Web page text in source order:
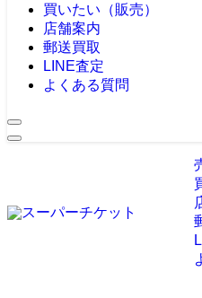
買いたい（販売）
店舗案内
郵送買取
LINE査定
よくある質問